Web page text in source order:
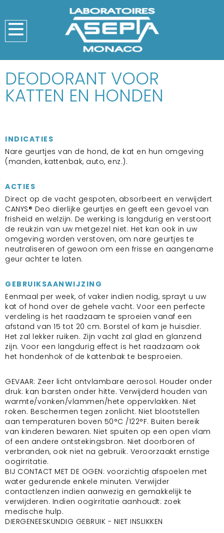
DEODORANT VOOR
KATTEN EN HONDEN
INDICATIES
Nare geurtjes van de hond, de kat en hun omgeving
(manden, kattenbak, auto, enz.).
ACTIES
Direct op de vacht gespoten, absorbeert en verwijdert
CANYS® Deo dierlijke geurtjes en geeft een gevoel van
frisheid en welzijn. De werking is langdurig en verstoort
de reukzin van uw metgezel niet. Het kan ook in uw
omgeving worden verstoven, om nare geurtjes te
neutraliseren of gewoon om een frisse en aangename
geur achter te laten.
GEBRUIKSAANWIJZING
Eenmaal per week, of vaker indien nodig, sprayt u uw
kat of hond over de gehele vacht. Voor een perfecte
verdeling is het raadzaam te sproeien vanaf een
afstand van 15 tot 20 cm. Borstel of kam je huisdier.
Het zal lekker ruiken. Zijn vacht zal glad en glanzend
zijn. Voor een langdurig effect is het raadzaam ook
het hondenhok of de kattenbak te besproeien.
GEVAAR: Zeer licht ontvlambare aerosol. Houder onder
druk: kan barsten onder hitte. Verwijderd houden van
warmte/vonken/vlammen/hete oppervlakken. Niet
roken. Beschermen tegen zonlicht. Niet blootstellen
aan temperaturen boven 50°C /122°F. Buiten bereik
van kinderen bewaren. Niet spuiten op een open vlam
of een andere ontstekingsbron. Niet doorboren of
verbranden, ook niet na gebruik. Veroorzaakt ernstige
oogirritatie.
BIJ CONTACT MET DE OGEN: voorzichtig afspoelen met
water gedurende enkele minuten. Verwijder
contactlenzen indien aanwezig en gemakkelijk te
verwijderen. Indien oogirritatie aanhoudt: zoek
medische hulp.
DIERGENEESKUNDIG GEBRUIK - NIET INSLIKKEN